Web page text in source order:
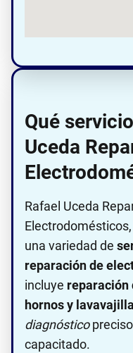
Qué
Uceda
Rafael Uceda
una variedad de
reparación de
incluye reparación
hornos y
diagnóstico
capacitado.